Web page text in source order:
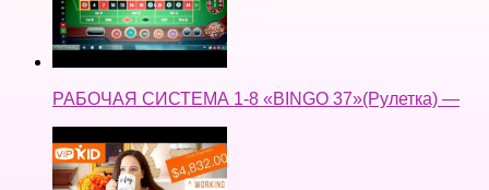
РАБОЧАЯ СИСТЕМА 1-8 «BINGO 37»(Рулетка) —